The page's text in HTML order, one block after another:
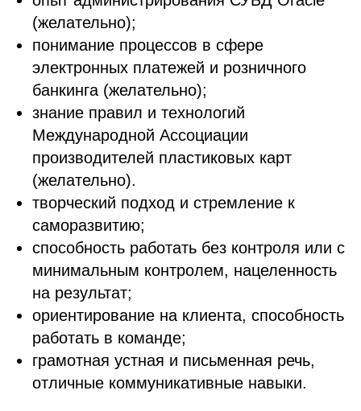
(желательно);
понимание процессов в сфере
электронных платежей и розничного
банкинга (желательно);
знание правил и технологий
Международной Ассоциации
производителей пластиковых карт
(желательно).
творческий подход и стремление к
саморазвитию;
способность работать без контроля или с
минимальным контролем, нацеленность
на результат;
ориентирование на клиента, способность
работать в команде;
грамотная устная и письменная речь,
отличные коммуникативные навыки.